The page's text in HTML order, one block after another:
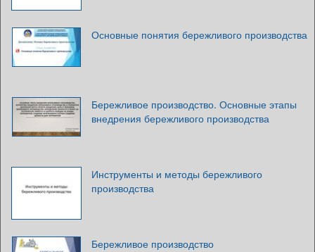
Основные понятия бережливого производства
Бережливое производство. Основные этапы
внедрения бережливого производства
Инструменты и методы бережливого
производства
Бережливое производство